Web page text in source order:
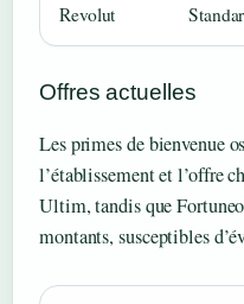
Revolut
Offres actuelles
Les primes de bienvenue
l’établissement et l’offre
Ultim, tandis que
montants, susceptibles